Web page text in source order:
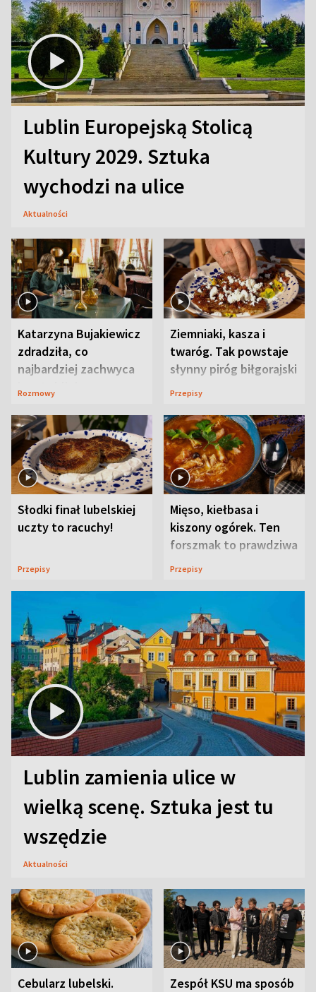
Lublin Europejską Stolicą
Kultury 2029. Sztuka
wychodzi na ulice
Aktualności
Katarzyna Bujakiewicz
zdradziła, co
najbardziej zachwyca
ją w Lublinie
Rozmowy
Ziemniaki, kasza i
twaróg. Tak powstaje
słynny piróg biłgorajski
Przepisy
Słodki finał lubelskiej
uczty to racuchy!
Przepisy
Mięso, kiełbasa i
kiszony ogórek. Ten
forszmak to prawdziwa
uczta
Przepisy
Lublin zamienia ulice w
wielką scenę. Sztuka jest tu
wszędzie
Aktualności
Cebularz lubelski.
Zespół KSU ma sposób